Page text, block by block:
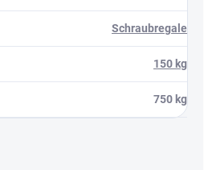
Schraubregale
150 kg
750 kg